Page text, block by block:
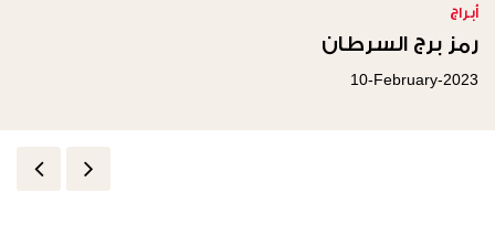
أبراج
رمز برج السرطان
10-February-2023